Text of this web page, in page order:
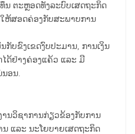
ນ ຕະຫຼອດທັງລະບົບເສດຖະກິດ
ຫ້ສອດຄ່ອງກັບສະພາບການ
ກັບຂົງເຂດງົບປະມານ, ການເງິນ
ດ້ຢ່າງຄ່ອງແຄ້ວ ແລະ ມີ
ອນ.
ນວິຊາການກ່ຽວຂ້ອງກັບການ
ນ ແລະ ນະໂຍບາຍເສດຖະກິດ